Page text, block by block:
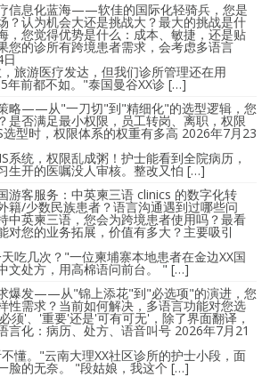
信息化蓝海——软佳的国际化轻骑兵，您是
？认为机会大还是挑战大？最大的挑战是什
，您觉得优势是什么：成本、敏捷，还是贴
您的诊所有跨境患者需求，会考虑多语言
日
旅游医疗发达，但我们诊所管理还在用
年前都不如。"泰国曼谷XX诊 […]
略——从"一刀切"到"精细化"的选型逻辑，您
是否满足最小权限，员工转岗、离职，权限
型时，权限体系的权重有多高 2026年7月23
系统，权限乱成粥！护士能看到全院病历，
生开的医嘱没人审核。整改又怕 […]
游客服务：中英柬三语 clinics 的数字化转
籍/少数民族患者？语言沟通遇到过哪些问
中英柬三语，您会为跨境患者使用吗？最看
对您的业务拓展，价值有多大？主要吸引
吃几次？"一位柬埔寨本地患者在金边XX国
文处方，用高棉语问前台。 " […]
爆发——从"锦上添花"到"必选项"的演进，您
性需求？当前如何解决，多语言功能对您选
须'、'重要'还是'可有可无'，除了界面翻译，
言化：病历、处方、语音叫号 2026年7月21
懂。"云南大理XX社区诊所的护士小段，面
脸的无奈。 "段姑娘，我这个 […]